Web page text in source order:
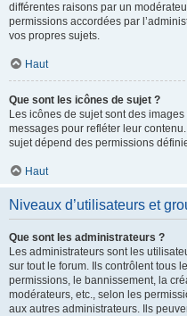
différentes raisons par un
permissions accordées par
vos propres sujets.
Haut
Que sont les icônes de sujet ?
Les icônes de sujet sont des
messages pour refléter leur
sujet dépend des permissions
Haut
Niveaux d’utilisateurs et
Que sont les administrateurs ?
Les administrateurs sont les
sur tout le forum. Ils contrôlent tous
permissions, le bannissement, la
modérateurs, etc., selon les
aux autres administrateurs. Ils